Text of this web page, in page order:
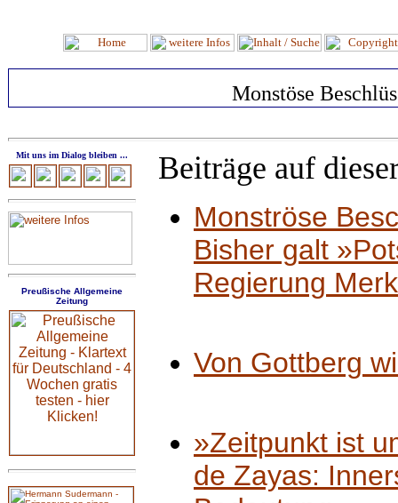
Monstöse
Mit uns im Dialog bleiben ...
Preußische Allgemeine
Zeitung
Beiträge auf
Monströse
Bisher galt
Regierung
Von Gottberg
»Zeitpunkt ist
de Zayas: